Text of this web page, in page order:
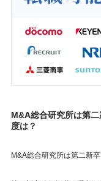
M&A総合研究所は第
度は？
M&A総合研究所は第二新